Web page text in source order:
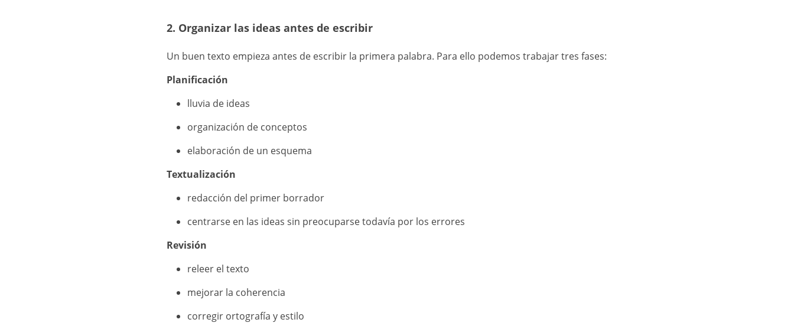
2. Organizar las ideas antes de escribir
Un buen texto empieza antes de escribir la primera palabra. Para ello podemos trabajar tres fases:
Planificación
lluvia de ideas
organización de conceptos
elaboración de un esquema
Textualización
redacción del primer borrador
centrarse en las ideas sin preocuparse todavía por los errores
Revisión
releer el texto
mejorar la coherencia
corregir ortografía y estilo